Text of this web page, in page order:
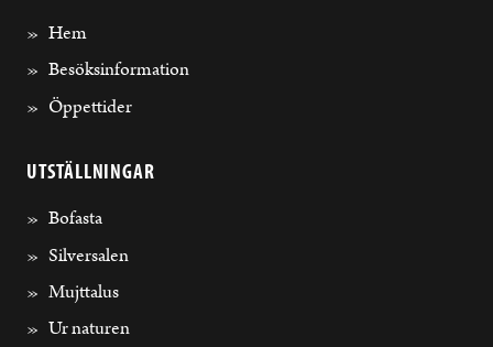
Hem
Besöksinformation
Öppettider
UTSTÄLLNINGAR
Bofasta
Silversalen
Mujttalus
Ur naturen